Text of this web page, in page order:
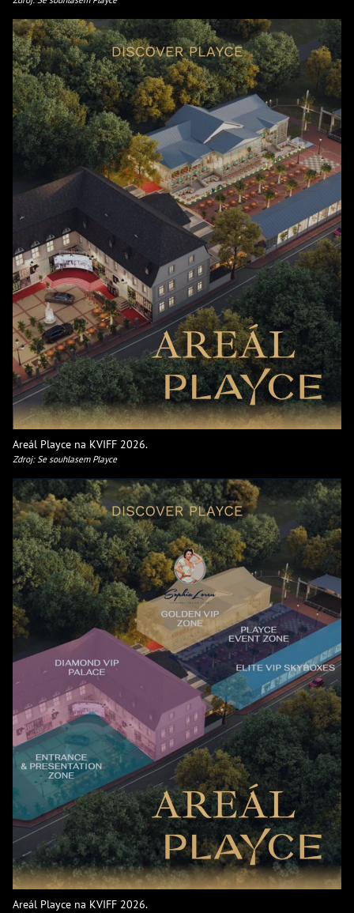
Areál Playce na KVIFF 2026.
Zdroj: Se souhlasem Playce
Areál Playce na KVIFF 2026.